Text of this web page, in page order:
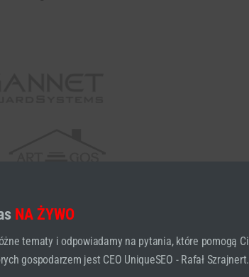
NA ŻYWO
tematy i odpowiadamy na pytania, które pomogą Ci
gospodarzem jest CEO UniqueSEO - Rafał Szrajnert.